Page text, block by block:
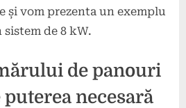
și vom prezenta un exemplu
de 8 kW.
de panouri
necesară